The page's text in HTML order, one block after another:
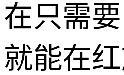
在只需
就能在